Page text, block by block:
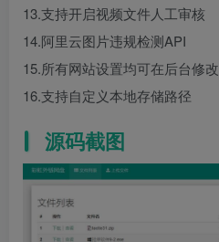
13.支持开启视频文件人工审核
14.阿里云图片违规检测API
15.所有网站设置均可在后台修改
16.支持自定义本地存储路径
源码截图